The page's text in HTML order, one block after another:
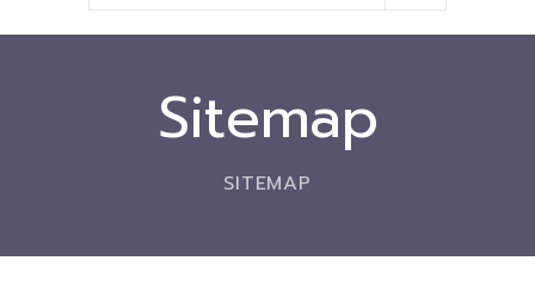
หน้าหลัก
-- มาตรฐานข้อมูลและมาตรฐานการแลกเปลี่ยนข้อมูล
-- สถานศึกษานำร่อง
Sitemap
SITEMAP